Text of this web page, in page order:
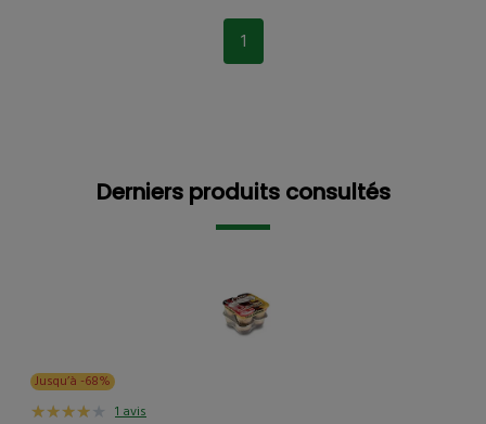
1
Derniers produits consultés
Jusqu’à -68%
1 avis